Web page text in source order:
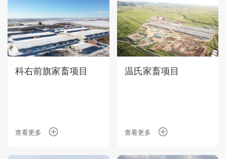
科右前旗家畜项目
查看更多
温氏家畜项目
查看更多